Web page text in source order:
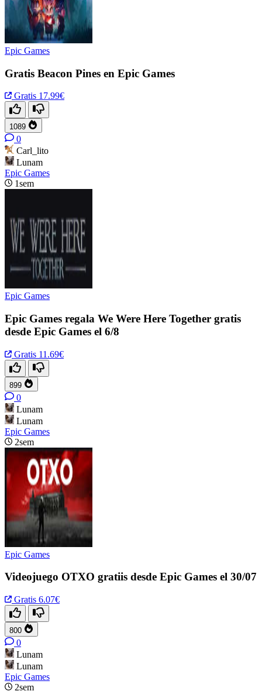
Epic Games
Gratis Beacon Pines en Epic Games
Gratis 17.99€
1089
0
Carl_lito
Lunam
Epic Games
1sem
Epic Games
Epic Games regala We Were Here Together gratis
desde Epic Games el 6/8
Gratis 11.69€
899
0
Lunam
Lunam
Epic Games
2sem
Epic Games
Videojuego OTXO gratiis desde Epic Games el 30/07
Gratis 6.07€
800
0
Lunam
Lunam
Epic Games
2sem